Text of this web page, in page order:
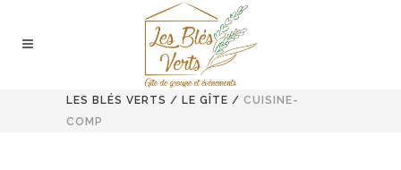
LES BLÉS VERTS / LE GÎTE / CUISINE-
COMP